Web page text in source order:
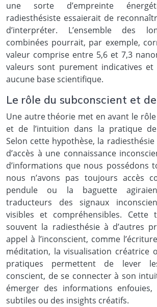
une sorte d’empreinte
radiesthésiste essaierait de
d’interpréter. L’ensemble des
combinées pourrait, par exemple,
valeur comprise entre 5,6 et 7,3
valeurs sont purement indicatives
aucune base scientifique.
Le rôle du subconscient et
Une autre théorie met en avant le
et de l’intuition dans la pratique
Selon cette hypothèse, la
d’accès à une connaissance
d’informations que nous possédons
nous n’avons pas toujours accès
pendule ou la baguette
traducteurs des signaux
visibles et compréhensibles. Cette
souvent la radiesthésie à d’autres
appel à l’inconscient, comme
méditation, la visualisation créatrice
pratiques permettent de lever
conscient, de se connecter à son
émerger des informations enfouies,
subtiles ou des insights créatifs.